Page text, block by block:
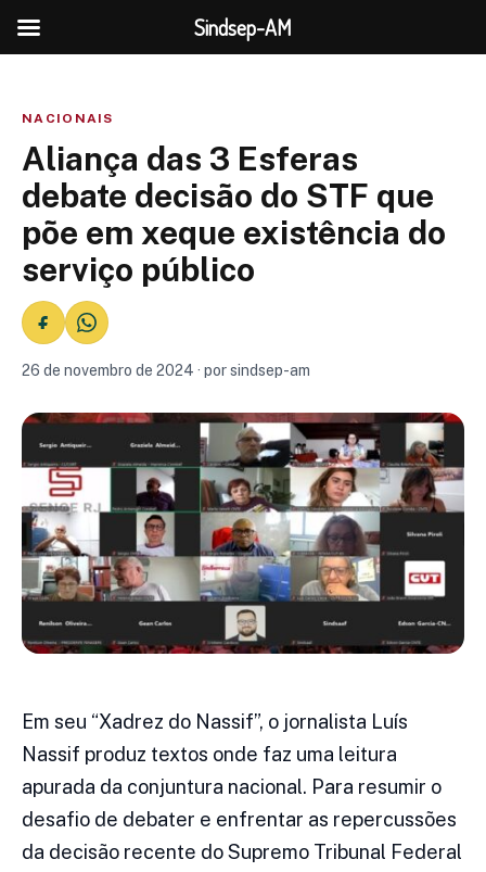
NACIONAIS
Aliança das 3 Esferas
debate decisão do STF que
põe em xeque existência do
serviço público
26 de novembro de 2024 · por sindsep-am
Em seu “Xadrez do Nassif”, o jornalista Luís
Nassif produz textos onde faz uma leitura
apurada da conjuntura nacional. Para resumir o
desafio de debater e enfrentar as repercussões
da decisão recente do Supremo Tribunal Federal
Sindsep-AM